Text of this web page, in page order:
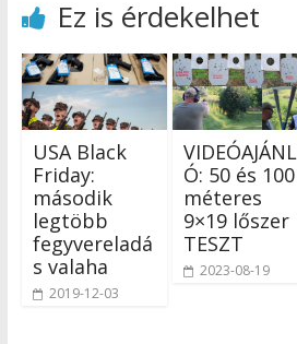
Ez is érdekelhet
USA Black
Friday:
második
legtöbb
fegyvereladá
s valaha
2019-12-03
VIDEÓAJÁNL
Ó: 50 és 100
méteres
9×19 lőszer
TESZT
2023-08-19